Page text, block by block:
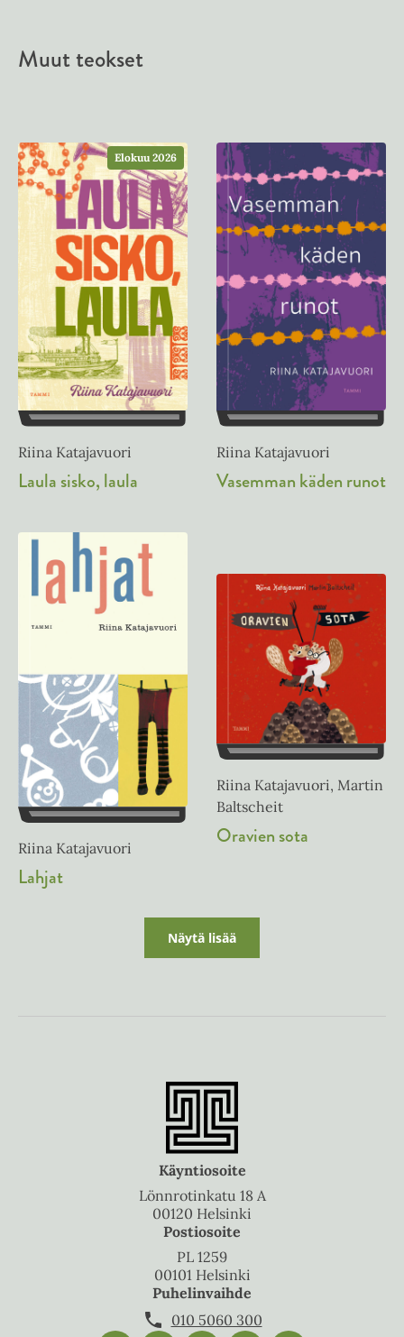
Muut teokset
Elokuu 2026
Riina Katajavuori
Laula sisko, laula
Riina Katajavuori
Vasemman käden runot
Riina Katajavuori
Lahjat
Riina Katajavuori, Martin
Baltscheit
Oravien sota
Näytä lisää
Käyntiosoite
Lönnrotinkatu 18 A
00120 Helsinki
Postiosoite
PL 1259
00101 Helsinki
Puhelinvaihde
010 5060 300